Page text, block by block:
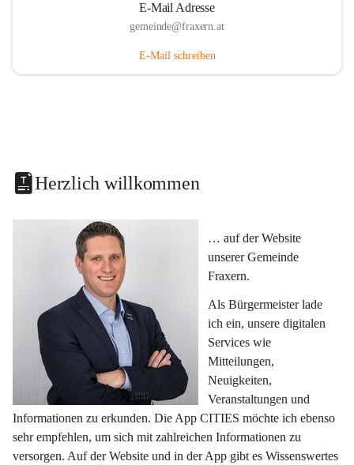
E-Mail Adresse
gemeinde@fraxern.at
E-Mail schreiben
Herzlich willkommen
… auf der Website
unserer Gemeinde
Fraxern.
Als Bürgermeister lade
ich ein, unsere digitalen
Services wie
Mitteilungen,
Neuigkeiten,
Veranstaltungen und
Informationen zu erkunden. Die App CITIES möchte ich ebenso
sehr empfehlen, um sich mit zahlreichen Informationen zu
versorgen. Auf der Website und in der App gibt es Wissenswertes